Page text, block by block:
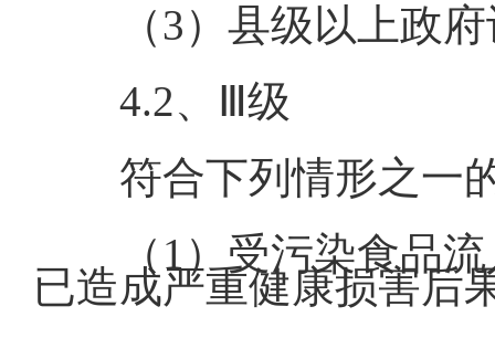
（3）县级以上政
4.2、Ⅲ级
符合下列情形之一
（1）受污染食品
已造成严重健康损害后